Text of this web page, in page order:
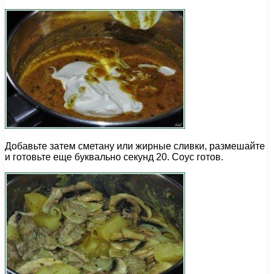
Добавьте затем сметану или жирные сливки, размешайте
и готовьте еще буквально секунд 20. Соус готов.